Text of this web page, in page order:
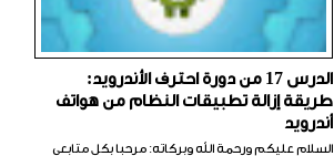
الدرس 17 من دورة احترف الأندرويد:
طريقة إزالة تطبيقات النظام من هواتف
أندرويد
السلام عليكم ورحمة الله وبركاته: مرحبا بكل متابعى